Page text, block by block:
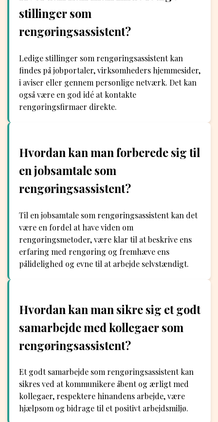
stillinger som
rengøringsassistent?
Ledige stillinger som rengøringsassistent kan
findes på jobportaler, virksomheders hjemmesider,
i aviser eller gennem personlige netværk. Det kan
også være en god idé at kontakte
rengøringsfirmaer direkte.
Hvordan kan man forberede sig til
en jobsamtale som
rengøringsassistent?
Til en jobsamtale som rengøringsassistent kan det
være en fordel at have viden om
rengøringsmetoder, være klar til at beskrive ens
erfaring med rengøring og fremhæve ens
pålidelighed og evne til at arbejde selvstændigt.
Hvordan kan man sikre sig et godt
samarbejde med kollegaer som
rengøringsassistent?
Et godt samarbejde som rengøringsassistent kan
sikres ved at kommunikere åbent og ærligt med
kollegaer, respektere hinandens arbejde, være
hjælpsom og bidrage til et positivt arbejdsmiljø.